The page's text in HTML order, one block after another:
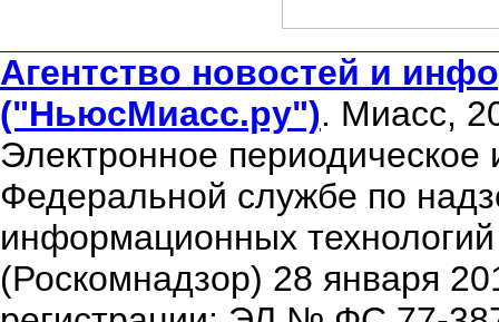
Агентство новостей и
("НьюсМиасс.ру"). Миасс,
Электронное периодическое
Федеральной службе по
информационных
(Роскомнадзор) 28 января